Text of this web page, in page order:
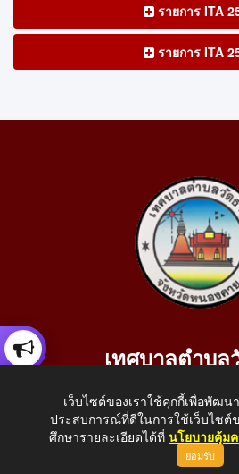
รายการ ITA
รายการ ITA
เทศบาลตำบล
อ.เมือง จ.หนองคา
โทรศัพท์: 042-414758 โทรส
E-Mail:
เว็บไซต์ของเราใช้คุกกี้เพื่อพัฒ
ประสบการณ์ที่ดีในการใช้เว็บไซต์
ศึกษารายละเอียดได้ที่ นโยบายคุ้ม
ยอมรับ